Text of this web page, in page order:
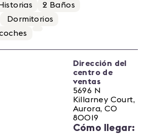
Historias 2 Baños
Dormitorios
Dirección del
centro de
ventas
5696 N
Killarney Court,
Aurora, CO
80019
Cómo llegar: